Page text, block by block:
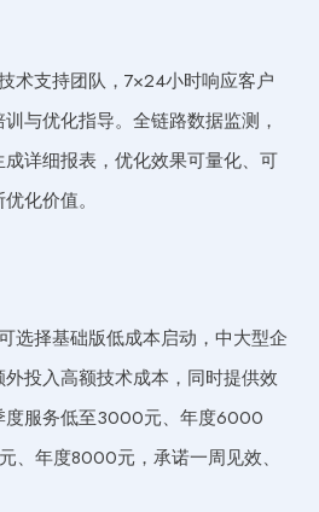
术支持团队，7×24小时响应客户
与优化指导。全链路数据监测，
详细报表，优化效果可量化、可
化价值。
选择基础版低成本启动，中大型企
投入高额技术成本，同时提供效
度服务低至3000元、年度6000
、年度8000元，承诺一周见效、